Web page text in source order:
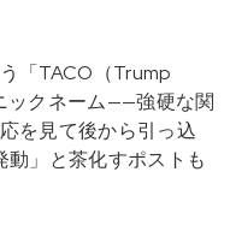
「TACO（Trump
ックネーム——強硬な関
を見て後から引っ込
」と茶化すポストも